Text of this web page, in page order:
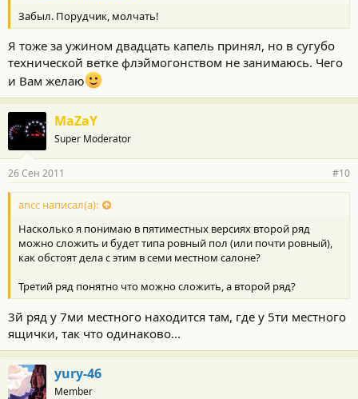
Забыл. Порудчик, молчать!
Я тоже за ужином двадцать капель принял, но в сугубо
технической ветке флэймогонством не занимаюсь. Чего
и Вам желаю
MaZaY
Super Moderator
26 Сен 2011 #10
ancc написал(а):
Насколько я понимаю в пятиместных версиях второй ряд
можно сложить и будет типа ровный пол (или почти ровный),
как обстоят дела с этим в семи местном салоне?
Третий ряд понятно что можно сложить, а второй ряд?
3й ряд у 7ми местного находится там, где у 5ти местного
ящички, так что одинаково...
yury-46
Member